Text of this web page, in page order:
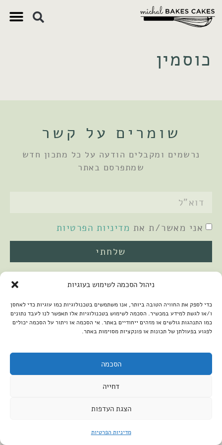
ניהול הסכמה לשימוש בעוגיות
כדי לספק את החוויה הטובה ביותר, אנו משתמשים בטכנולוגיות כמו עוגיות כדי לאחסן
ו/או לגשת למידע במכשיר. הסכמה לשימוש בטכנולוגיות אלו תאפשר לנו לעבד נתונים
כמו התנהגות גולשים או מזהים ייחודיים באתר. אי הסכמה או ויתור על הסכמה יכולים
לפגוע בפעולתן של תכונות או פונקציות מסוימות באתר.
הסכמה
דחייה
הצגת העדפות
מדיניות הפרטיות
כוסמין
שומרים על קשר
נרשמים ומקבלים הודעה על כל מתכון חדש
שמתפרסם באתר
אני מאשר/ת את מדיניות הפרטיות
שלחתי
2026 © כל הזכויות שמורות למיכל שמיר
הצהרת נגישות